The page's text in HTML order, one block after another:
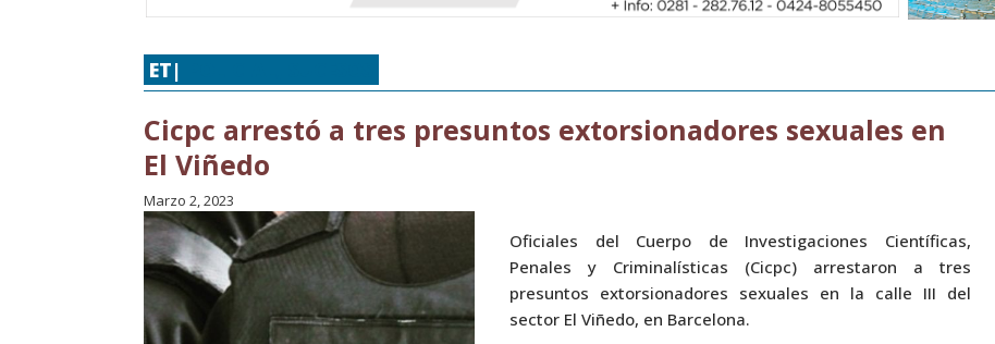
ET|
Cicpc arrestó a tres presuntos extorsionadores sexuales en
El Viñedo
Marzo 2, 2023
Oficiales del Cuerpo de Investigaciones Científicas,
Penales y Criminalísticas (Cicpc) arrestaron a tres
presuntos extorsionadores sexuales en la calle III del
sector El Viñedo, en Barcelona.